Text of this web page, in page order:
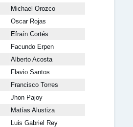
Michael Orozco
Oscar Rojas
Efraín Cortés
Facundo Erpen
Alberto Acosta
Flavio Santos
Francisco Torres
Jhon Pajoy
Matías Alustiza
Luis Gabriel Rey